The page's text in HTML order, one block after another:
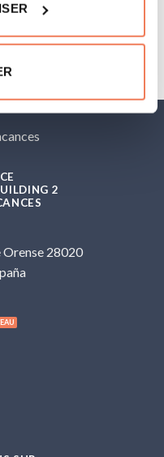
2
28020